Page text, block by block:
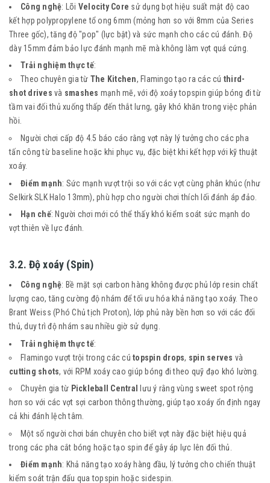
Công nghệ: Lõi Velocity Core sử dụng bọt hiệu suất mật độ cao
kết hợp polypropylene tổ ong 6mm (mỏng hơn so với 8mm của Series
Three gốc), tăng độ "pop" (lực bật) và sức mạnh cho các cú đánh. Độ
dày 15mm đảm bảo lực đánh mạnh mẽ mà không làm vợt quá cứng.
Trải nghiệm thực tế:
Theo chuyên gia từ The Kitchen, Flamingo tạo ra các cú third-
shot drives và smashes mạnh mẽ, với độ xoáy topspin giúp bóng đi từ
tầm vai đối thủ xuống thấp đến thắt lưng, gây khó khăn trong việc phản
hồi.
Người chơi cấp độ 4.5 báo cáo rằng vợt này lý tưởng cho các pha
tấn công từ baseline hoặc khi phục vụ, đặc biệt khi kết hợp với kỹ thuật
xoáy.
Điểm mạnh: Sức mạnh vượt trội so với các vợt cùng phân khúc (như
Selkirk SLK Halo 13mm), phù hợp cho người chơi thích lối đánh áp đảo.
Hạn chế: Người chơi mới có thể thấy khó kiểm soát sức mạnh do
vợt thiên về lực đánh.
3.2. Độ xoáy (Spin)
Công nghệ: Bề mặt sợi carbon hàng không được phủ lớp resin chất
lượng cao, tăng cường độ nhám để tối ưu hóa khả năng tạo xoáy. Theo
Brant Weiss (Phó Chủ tịch Proton), lớp phủ này bền hơn so với các đối
thủ, duy trì độ nhám sau nhiều giờ sử dụng.
Trải nghiệm thực tế:
Flamingo vượt trội trong các cú topspin drops, spin serves và
cutting shots, với RPM xoáy cao giúp bóng đi theo quỹ đạo khó lường.
Chuyên gia từ Pickleball Central
lưu ý rằng vùng sweet spot rộng
hơn so với các vợt sợi carbon thông thường, giúp tạo xoáy ổn định ngay
cả khi đánh lệch tâm.
Một số người chơi bán chuyên cho biết vợt này đặc biệt hiệu quả
trong các pha cắt bóng hoặc tạo spin để gây áp lực lên đối thủ.
Điểm mạnh: Khả năng tạo xoáy hàng đầu, lý tưởng cho chiến thuật
kiểm soát trận đấu qua topspin hoặc sidespin.